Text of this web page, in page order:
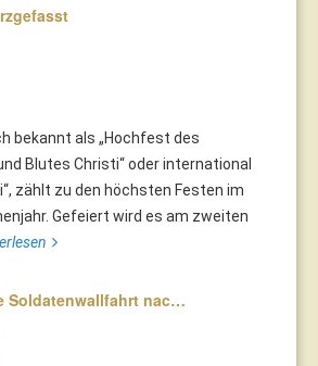
bekannt als „Hochfest des
Blutes Christi“ oder international
zählt zu den höchsten Festen im
Gefeiert wird es am zweiten
Soldatenwallfahrt nac…